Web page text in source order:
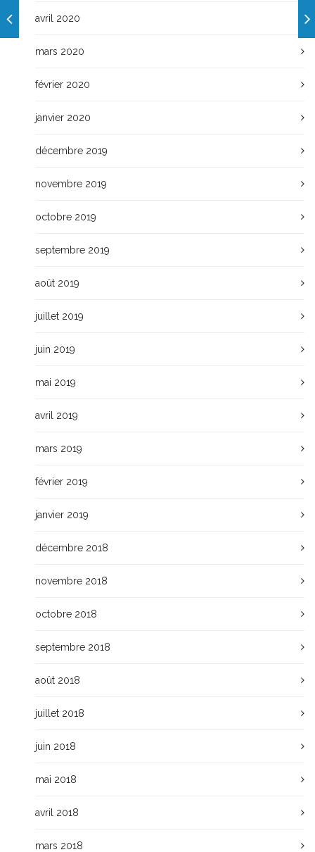
avril 2020
mars 2020
février 2020
janvier 2020
décembre 2019
novembre 2019
octobre 2019
septembre 2019
août 2019
juillet 2019
juin 2019
mai 2019
avril 2019
mars 2019
février 2019
janvier 2019
décembre 2018
novembre 2018
octobre 2018
septembre 2018
août 2018
juillet 2018
juin 2018
mai 2018
avril 2018
mars 2018